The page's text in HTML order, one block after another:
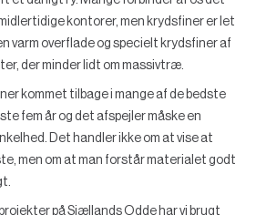
kontorer, men krydsfiner er let
varm overflade og specielt krydsfiner af
der minder lidt om massivtræ.
kommet tilbage i mange af de bedste
fem år og det afspejler måske en
Det handler ikke om at vise at
men om at man forstår materialet godt
på Sjællands Odde har vi brugt